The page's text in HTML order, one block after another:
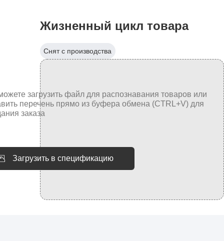
Жизненный цикл товара
Снят с производства
Загрузить в спецификацию